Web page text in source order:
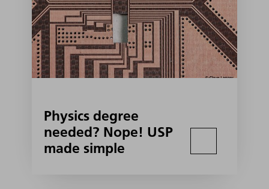
Physics degree
needed? Nope! USP
made simple